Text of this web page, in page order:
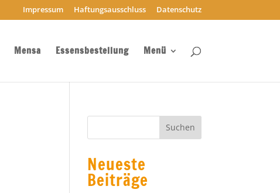
Impressum Haftungsausschluss Datenschutz
Mensa Essensbestellung Menü
Neueste
Beiträge